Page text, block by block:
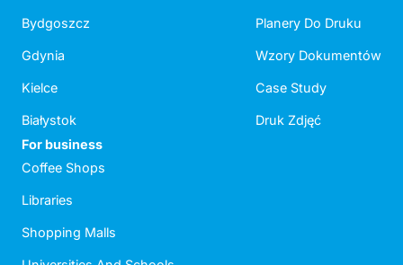
Bydgoszcz
Gdynia
Kielce
Białystok
Planery Do Druku
Wzory Dokumentów
Case Study
Druk Zdjęć
For business
Coffee Shops
Libraries
Shopping Malls